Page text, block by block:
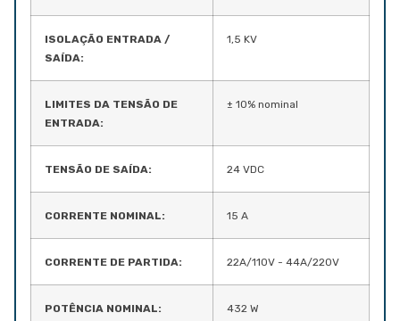
ISOLAÇÃO ENTRADA /
SAÍDA:
1,5 KV
LIMITES DA TENSÃO DE
ENTRADA:
± 10% nominal
TENSÃO DE SAÍDA: 24 VDC
CORRENTE NOMINAL: 15 A
CORRENTE DE PARTIDA: 22A/110V - 44A/220V
POTÊNCIA NOMINAL: 432 W